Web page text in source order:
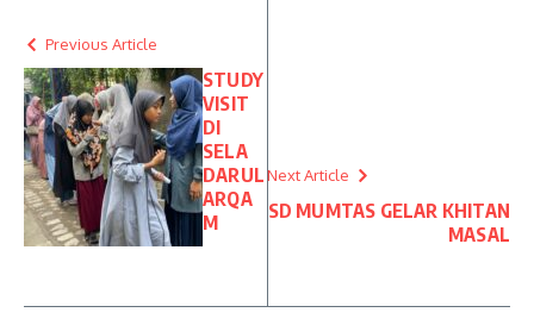
Previous Article
STUDY
VISIT
DI
SELA
DARUL
ARQA
M
Next Article
SD MUMTAS GELAR KHITAN
MASAL